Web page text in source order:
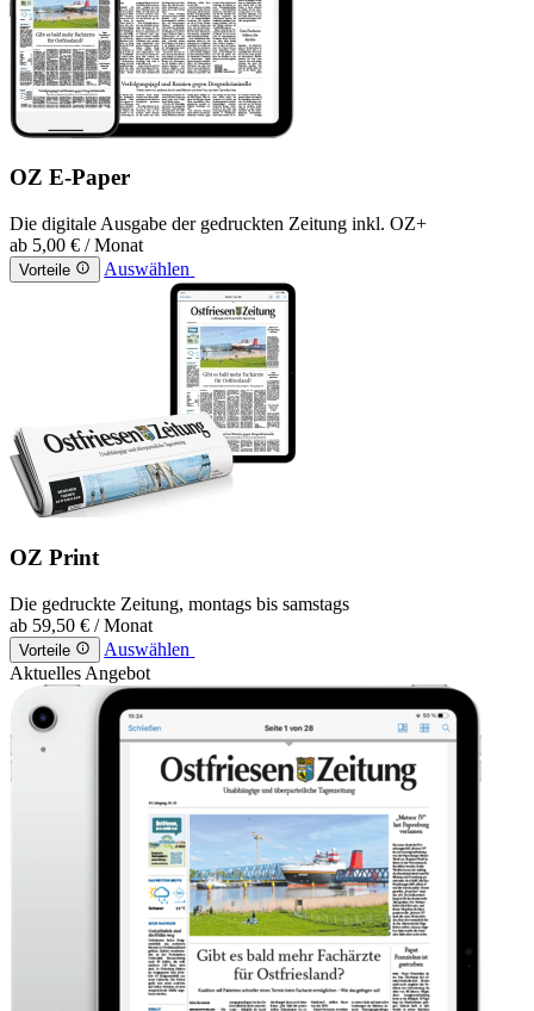
OZ E-Paper
Die digitale Ausgabe der gedruckten Zeitung inkl. OZ+
ab 5,00 € / Monat
Vorteile Auswählen
OZ Print
Die gedruckte Zeitung, montags bis samstags
ab 59,50 € / Monat
Vorteile
Auswählen
Aktuelles Angebot